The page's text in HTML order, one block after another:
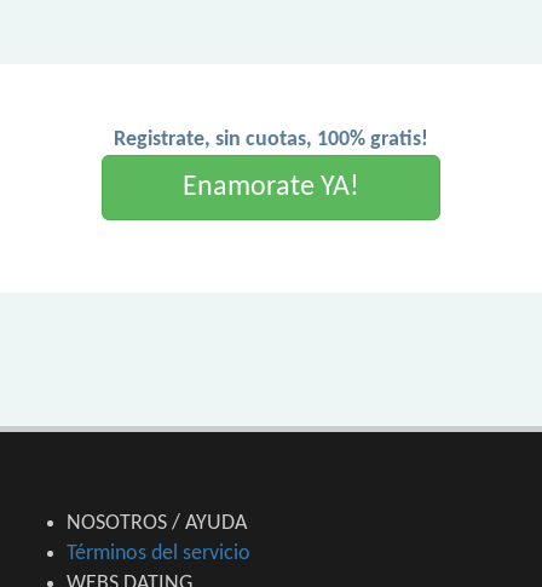
Registrate, sin cuotas, 100% gratis!
Enamorate YA!
NOSOTROS / AYUDA
Términos del servicio